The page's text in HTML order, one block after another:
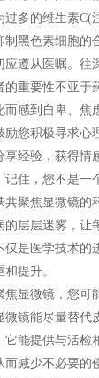
过多的维生素C(
制黑色素细胞的
应遵从医嘱。往
的重要性不亚于
而感到自卑、焦
励您积极寻求心
享经验，获得情
记住，您不是一
共聚焦显微镜的
的层层迷雾，让
仅是医学技术的
提升。
焦显微镜，您可
微镜能尽量替代
它能提供与活检
而减少不必要的